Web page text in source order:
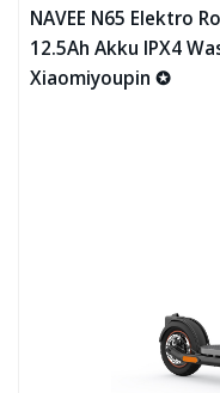
NAVEE N65 Elektro
12.5Ah Akku IPX4
Xiaomiyoupin ✪